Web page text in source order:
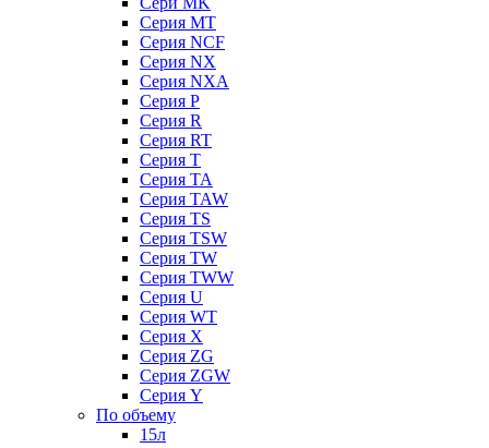
Серия MT
Серия NCF
Серия NX
Серия NXA
Серия P
Серия R
Серия RT
Серия T
Серия TA
Серия TAW
Серия TS
Серия TSW
Серия TW
Серия TWW
Серия U
Серия WT
Серия X
Серия ZG
Серия ZGW
Серия Y
По объему
15л